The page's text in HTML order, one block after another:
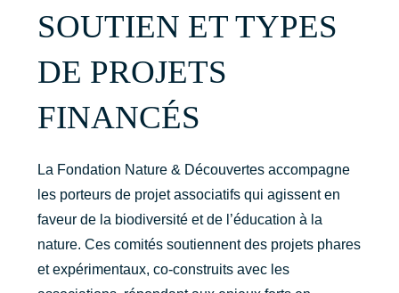
SOUTIEN ET TYPES
DE PROJETS
FINANCÉS
La Fondation Nature & Découvertes accompagne
les porteurs de projet associatifs qui agissent en
faveur de la biodiversité et de l’éducation à la
nature. Ces comités soutiennent des projets phares
et expérimentaux, co-construits avec les